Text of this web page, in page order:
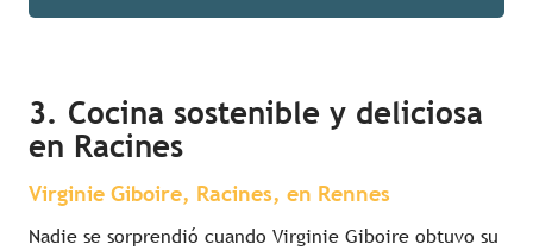
3. Cocina sostenible y deliciosa
en Racines
Virginie Giboire, Racines, en Rennes
Nadie se sorprendió cuando Virginie Giboire obtuvo su